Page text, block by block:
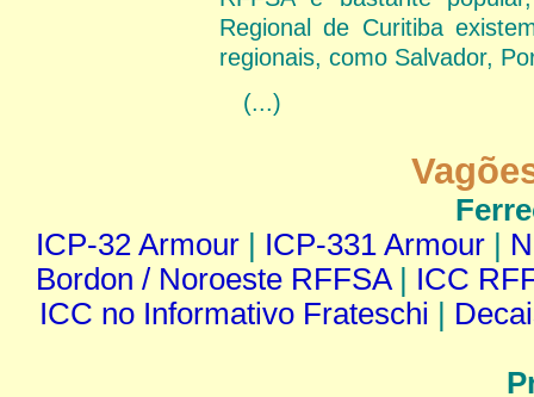
Regional de Curitiba
regionais, como Salvador,
(...)
ICP-32 Armour
ICP-331 Armour
Bordon / Noroeste RFFSA| ICC
ICC no Informativo Frateschi